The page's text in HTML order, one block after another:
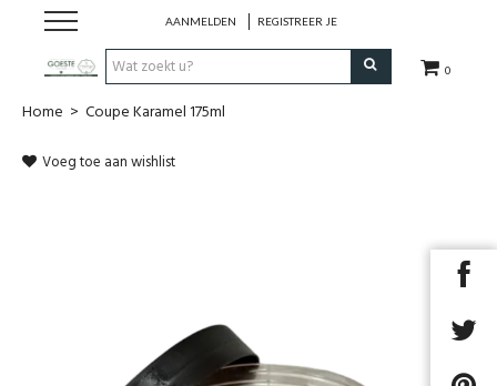
0
AANMELDEN REGISTREER JE
HOME
Home > Coupe Karamel 175ml
Voeg toe aan wishlist